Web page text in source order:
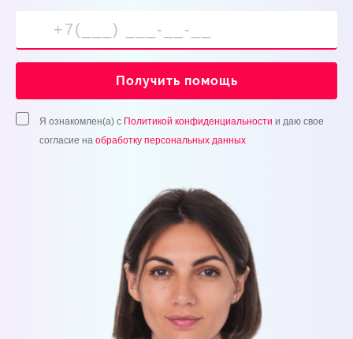
Получить помощь
Я ознакомлен(а) с Политикой конфиденциальности и даю свое
согласие на обработку персональных данных